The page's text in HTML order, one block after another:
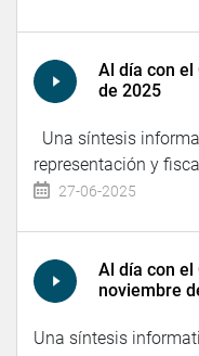
Al día con el
de 2025
Una síntesis
representación y
27-06-2025
Al día con el
noviembre
Una síntesis